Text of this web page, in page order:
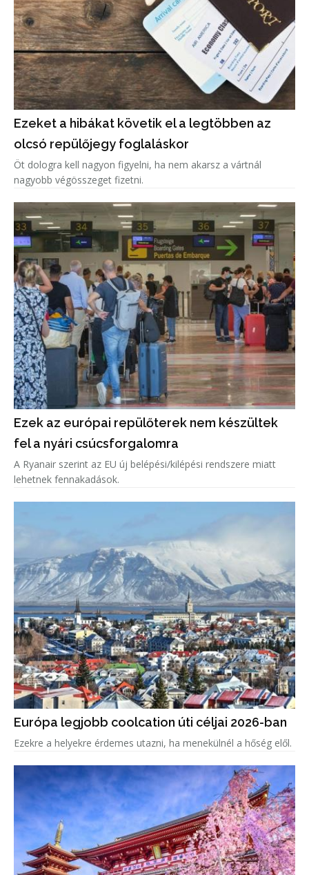
Ezeket a hibákat követik el a legtöbben az
olcsó repülőjegy foglaláskor
Öt dologra kell nagyon figyelni, ha nem akarsz a vártnál
nagyobb végösszeget fizetni.
Ezek az európai repülőterek nem készültek
fel a nyári csúcsforgalomra
A Ryanair szerint az EU új belépési/kilépési rendszere miatt
lehetnek fennakadások.
Európa legjobb coolcation úti céljai 2026-ban
Ezekre a helyekre érdemes utazni, ha menekülnél a hőség elől.